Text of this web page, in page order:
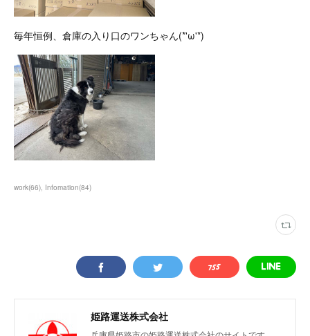
毎年恒例、倉庫の入り口のワンちゃん(*'ω'*)
work(66) Infomation(84)
姫路運送株式会社